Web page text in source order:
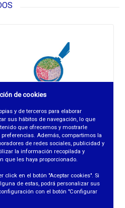
de cookies
y de terceros para elaborar
sus hábitos de navegación, lo que
que ofrecemos y mostrarle
Además, compartimos la
de redes sociales, publicidad y
la información recopilada y
que les haya proporcionado.
click en el botón "Aceptar cookies". Si
de estas, podrá personalizar sus
con el botón "Configurar